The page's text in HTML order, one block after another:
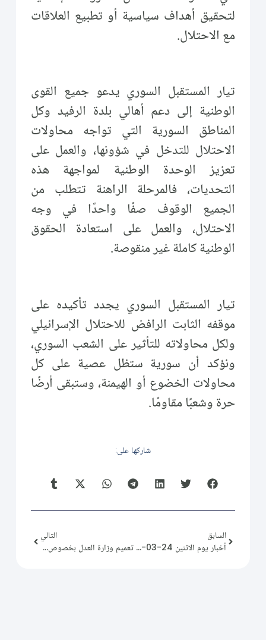
لتحقيق أهداف سياسية أو تطبيع العلاقات
مع الاحتلال.
تيار المستقبل السوري يدعو جميع القوى
الوطنية إلى دعم أهالي بلدة الرفيد وكل
المناطق السورية التي تواجه محاولات
الاحتلال للتدخل في شؤونها، والعمل على
تعزيز الوحدة الوطنية لمواجهة هذه
التحديات، فالمرحلة الراهنة تتطلب من
الجميع الوقوف صفًا واحدًا في وجه
الاحتلال، والعمل على استعادة الحقوق
الوطنية كاملة غير منقوصة.
تيار المستقبل السوري يجدد تأكيده على
موقفه الثابت الرافض للاحتلال الإسرائيلي
ولكل محاولاته للتأثير على الشعب السوري،
ونؤكد أن سورية ستظل عصية على كل
محاولات الخضوع أو الهيمنة، وستبقى أرضًا
حرة وشعبًا مقاومًا.
شاركها على:
السابق
أخبار يوم الاثنين 24-03-2025
التالي
تعميم وزارة العدل بخصوص حصانة القضاة والمحامين